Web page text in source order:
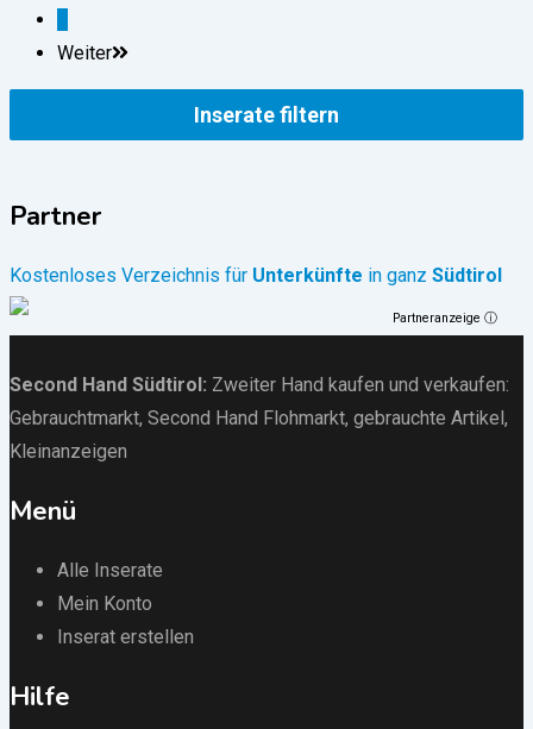
Weiter
Inserate filtern
Partner
Kostenloses Verzeichnis für Unterkünfte in ganz Südtirol
Partneranzeige ⓘ
Second Hand Südtirol : Zweiter Hand kaufen und verkaufen:
Gebrauchtmarkt, Second Hand Flohmarkt, gebrauchte Artikel ,
Kleinanzeigen
Menü
Alle Inserate
Mein Konto
Inserat erstellen
Hilfe